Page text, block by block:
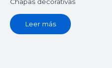
Leer más